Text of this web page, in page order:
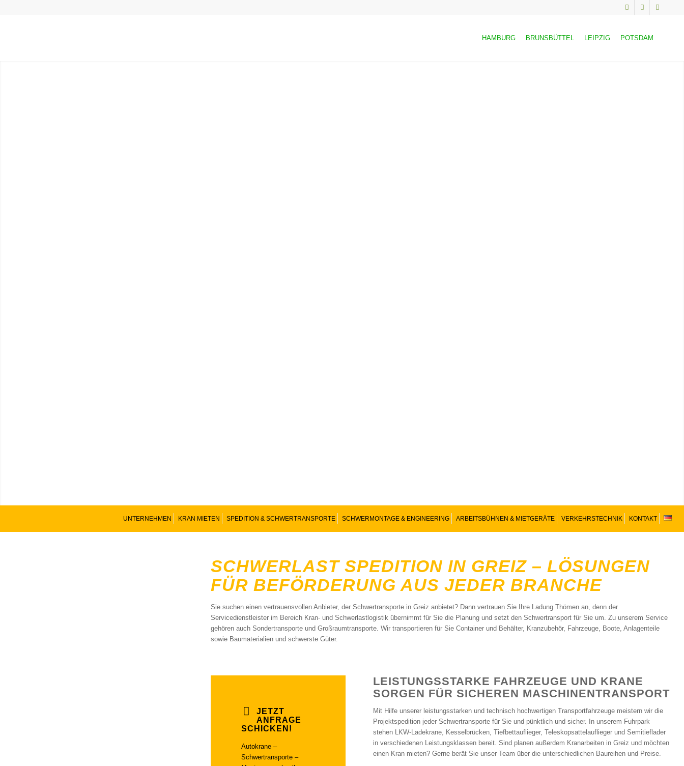
HAMBURG BRUNSBÜTTEL LEIPZIG POTSDAM
UNTERNEHMEN KRAN MIETEN SPEDITION & SCHWERTRANSPORTE SCHWERMONTAGE & ENGINEERING ARBEITSBÜHNEN & MIETGERÄTE VERKEHRSTECHNIK KONTAKT
SCHWERLAST SPEDITION IN GREIZ – LÖSUNGEN
FÜR BEFÖRDERUNG AUS JEDER BRANCHE
Sie suchen einen vertrauensvollen Anbieter, der Schwertransporte in Greiz anbietet? Dann vertrauen Sie Ihre Ladung Thömen an, denn der
Servicedienstleister im Bereich Kran- und Schwerlastlogistik übernimmt für Sie die Planung und setzt den Schwertransport für Sie um. Zu unserem Service
gehören auch Sondertransporte und Großraumtransporte. Wir transportieren für Sie Container und Behälter, Kranzubehör, Fahrzeuge, Boote, Anlagenteile
sowie Baumaterialien und schwerste Güter.
JETZT
ANFRAGE
SCHICKEN!
Autokrane –
Schwertransporte –
LEISTUNGSSTARKE FAHRZEUGE UND KRANE
SORGEN FÜR SICHEREN MASCHINENTRANSPORT
Mit Hilfe unserer leistungsstarken und technisch hochwertigen Transportfahrzeuge meistern wir die
Projektspedition jeder Schwertransporte für Sie und pünktlich und sicher. In unserem Fuhrpark
stehen LKW-Ladekrane, Kesselbrücken, Tiefbettauflieger, Teleskopsattelauflieger und Semitieflader
in verschiedenen Leistungsklassen bereit. Sind planen außerdem Kranarbeiten in Greiz und möchten
einen Kran mieten? Gerne berät Sie unser Team über die unterschiedlichen Baureihen und Preise.